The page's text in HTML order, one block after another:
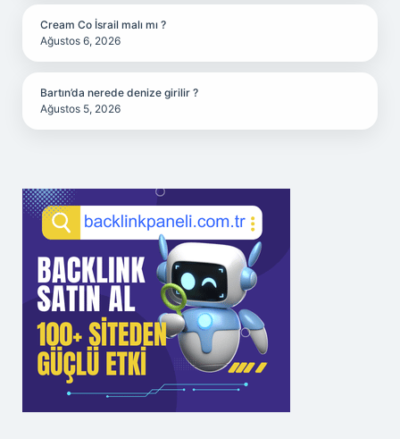
Cream Co İsrail malı mı ?
Ağustos 6, 2026
Bartın’da nerede denize girilir ?
Ağustos 5, 2026